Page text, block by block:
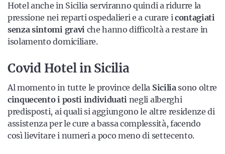
Hotel anche in Sicilia serviranno quindi a ridurre la
pressione nei reparti ospedalieri e a curare icontagiati
senza sintomi graviche hanno difficoltà a restare in
isolamento domiciliare.
Covid Hotel in Sicilia
Al momento in tutte le province della Siciliasono oltre
cinquecento i posti individuati negli alberghi
predisposti, ai quali si aggiungono le altre residenze di
assistenza per le cure a bassa complessità, facendo
così lievitare i numeri a poco meno di settecento.